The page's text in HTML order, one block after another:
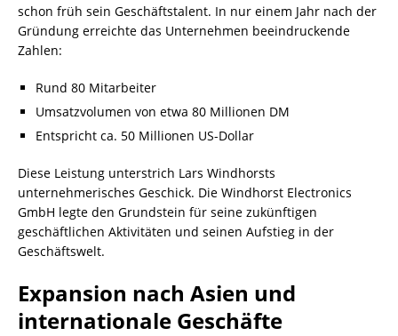
schon früh sein Geschäftstalent. In nur einem Jahr nach der
Gründung erreichte das Unternehmen beeindruckende
Zahlen:
Rund 80 Mitarbeiter
Umsatzvolumen von etwa 80 Millionen DM
Entspricht ca. 50 Millionen US-Dollar
Diese Leistung unterstrich Lars Windhorsts
unternehmerisches Geschick. Die Windhorst Electronics
GmbH legte den Grundstein für seine zukünftigen
geschäftlichen Aktivitäten und seinen Aufstieg in der
Geschäftswelt.
Expansion nach Asien und
internationale Geschäfte